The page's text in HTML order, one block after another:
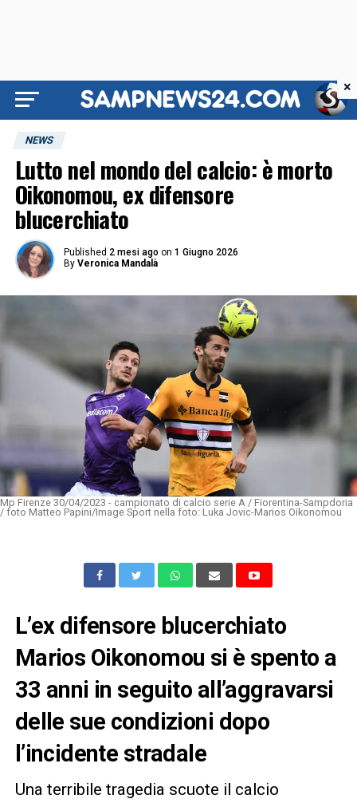
NEWS
Lutto nel mondo del calcio: è morto
Oikonomou, ex difensore
blucerchiato
Published 2 mesi ago on 1 Giugno 2026
By Veronica Mandalà
Mp Firenze 30/04/2023 - campionato di calcio serie A / Fiorentina-Sampdoria
/ foto Matteo Papini/Image Sport nella foto: Luka Jovic-Marios Oikonomou
L’ex difensore blucerchiato
Marios Oikonomou si è spento a
33 anni in seguito all’aggravarsi
delle sue condizioni dopo
l’incidente stradale
Una terribile tragedia scuote il calcio
×